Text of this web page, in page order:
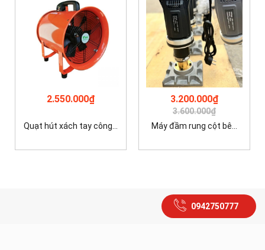
2.550.000₫
Quạt hút xách tay công...
3.200.000₫
3.600.000₫
Máy đầm rung cột bê...
0942750777